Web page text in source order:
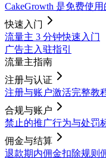
CakeGrowth 是免费使用
快速入门
流量主 3 分钟快速入门
广告主入驻指引
流量主指南
注册与认证
注册与账户激活完整教
合规与账户
禁止的推广行为与处罚
佣金与结算
退款期内佣金扣除规则